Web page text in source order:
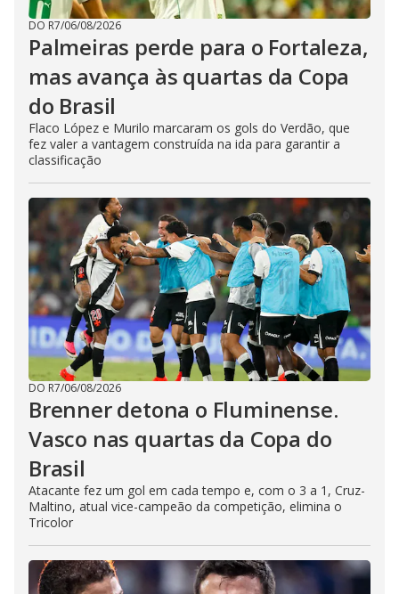
DO R7/06/08/2026
Palmeiras perde para o Fortaleza,
mas avança às quartas da Copa
do Brasil
Flaco López e Murilo marcaram os gols do Verdão, que
fez valer a vantagem construída na ida para garantir a
classificação
DO R7/06/08/2026
Brenner detona o Fluminense.
Vasco nas quartas da Copa do
Brasil
Atacante fez um gol em cada tempo e, com o 3 a 1, Cruz-
Maltino, atual vice-campeão da competição, elimina o
Tricolor